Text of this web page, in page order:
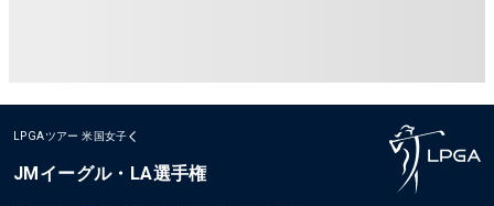
LPGAツアー 米国女子
JMイーグル・LA選手権